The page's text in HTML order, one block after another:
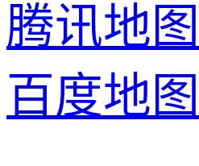
腾讯地图
百度地图